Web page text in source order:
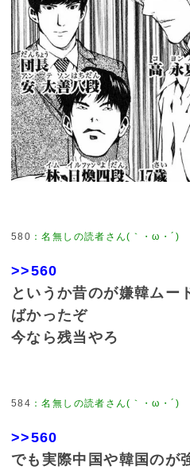
580 ：名無しの読者さん(｀・ω・´)
>>560
というか昔のが嫌韓ムー
ばかったぞ
今なら残当やろ
584 ：名無しの読者さん(｀・ω・´)
>>560
でも実際中国や韓国のが